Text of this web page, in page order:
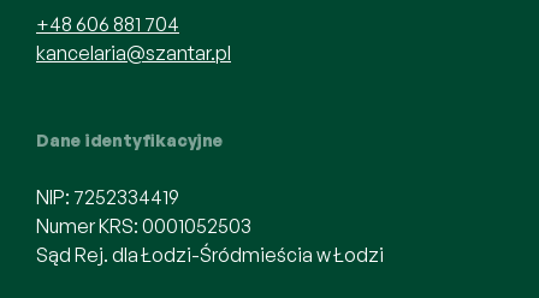
+48 606 881 704
kancelaria@szantar.pl
Dane identyfikacyjne
NIP: 7252334419
Numer KRS: 0001052503
Sąd Rej. dla Łodzi-Śródmieścia w Łodzi